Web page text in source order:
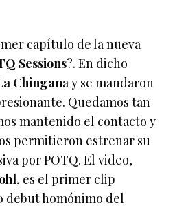
capítulo de la nueva
Sessions?. En dicho
Chingana y se mandaron
Quedamos tan
mantenido el contacto y
permitieron estrenar su
por POTQ. El video,
, es el primer clip
debut homónimo del